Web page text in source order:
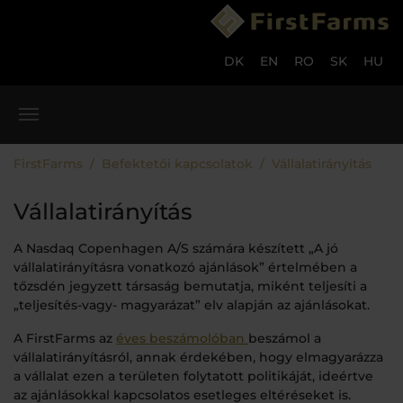
DK EN RO SK HU
FirstFarms Befektetői kapcsolatok Vállalatirányítás
Vállalatirányítás
A Nasdaq Copenhagen A/S számára készített „A jó
vállalatirányításra vonatkozó ajánlások” értelmében a
tőzsdén jegyzett társaság bemutatja, miként teljesíti a
„teljesítés-vagy- magyarázat” elv alapján az ajánlásokat.
A FirstFarms az éves beszámolóban beszámol a
vállalatirányításról, annak érdekében, hogy elmagyarázza
a vállalat ezen a területen folytatott politikáját, ideértve
az ajánlásokkal kapcsolatos esetleges eltéréseket is.